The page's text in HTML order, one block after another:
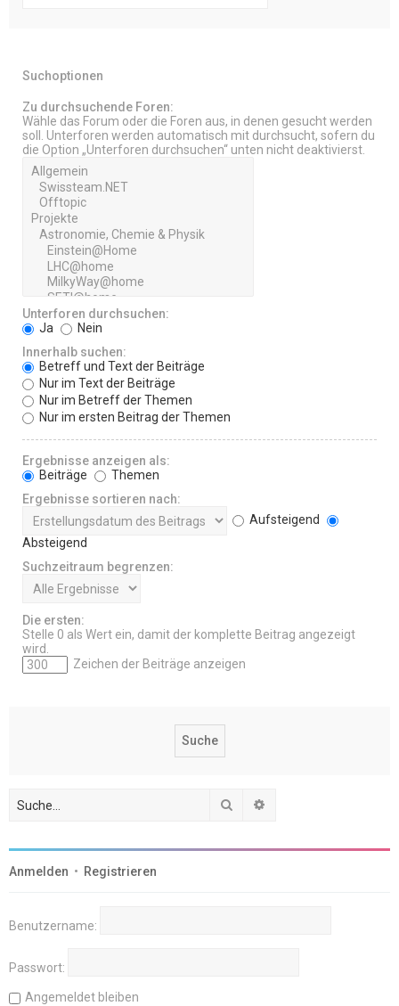
Suchoptionen
Zu durchsuchende Foren:
Wähle das Forum oder die Foren aus, in denen gesucht werden
soll. Unterforen werden automatisch mit durchsucht, sofern du
die Option „Unterforen durchsuchen“ unten nicht deaktivierst.
Unterforen durchsuchen:
Ja
Nein
Innerhalb suchen:
Betreff und Text der Beiträge
Nur im Text der Beiträge
Nur im Betreff der Themen
Nur im ersten Beitrag der Themen
Ergebnisse anzeigen als:
Beiträge
Themen
Ergebnisse sortieren nach:
Aufsteigend
Absteigend
Suchzeitraum begrenzen:
Die ersten:
Stelle 0 als Wert ein, damit der komplette Beitrag angezeigt
wird.
Zeichen der Beiträge anzeigen
Suche
Anmelden • Registrieren
Benutzername:
Passwort:
Angemeldet bleiben